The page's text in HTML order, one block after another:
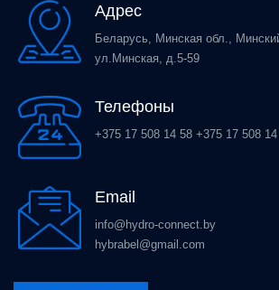
Адрес
Беларусь, Минская обл.,
ул.Минская, д.5-59
Телефоны
+375 17 508 14 58 +375 17 508
Email
info@hydro-connect.by
hybrabel@gmail.com